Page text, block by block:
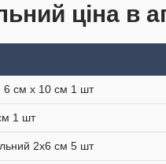
ціна в
6 см х 10 см 1 шт
1 шт
2х6 см 5 шт